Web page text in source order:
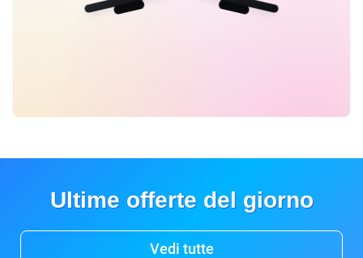
Ultime offerte del giorno
Vedi tutte